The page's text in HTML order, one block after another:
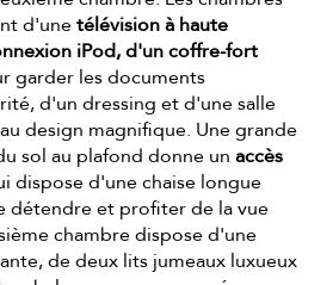
d'unetélévision à haute
iPod, d'un coffre-fort
garder les documents
d'un dressing et d'une salle
design magnifique. Une grande
sol au plafond donne un accès
dispose d'une chaise longue
détendre et profiter de la vue
chambre dispose d'une
de deux lits jumeaux luxueux